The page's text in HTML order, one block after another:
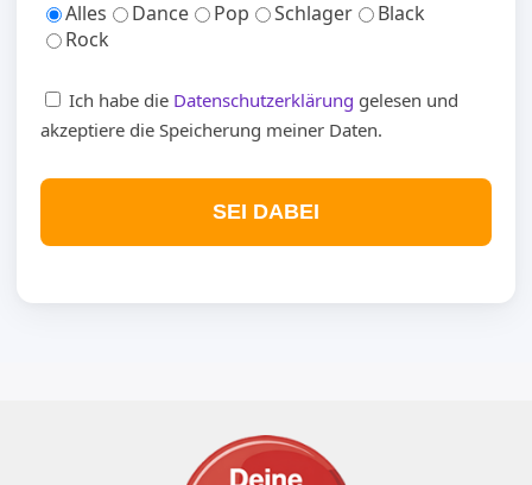
Alles
Dance Pop Schlager
Black
Rock
Ich habe die Datenschutzerklärung gelesen und
akzeptiere die Speicherung meiner Daten.
SEI DABEI